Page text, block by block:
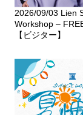
2026/09/03 Lien
Workshop –
【ビジター】